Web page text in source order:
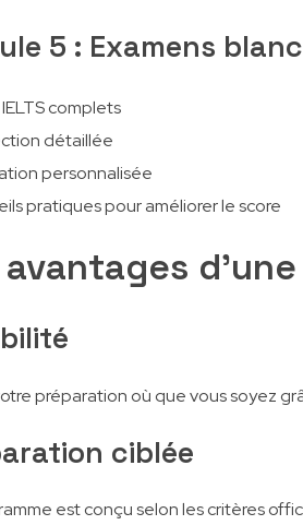
5 : Examens
complets
détaillée
personnalisée
pratiques pour améliorer le score
avantages
préparation où que vous soyez
ciblée
est conçu selon les critères